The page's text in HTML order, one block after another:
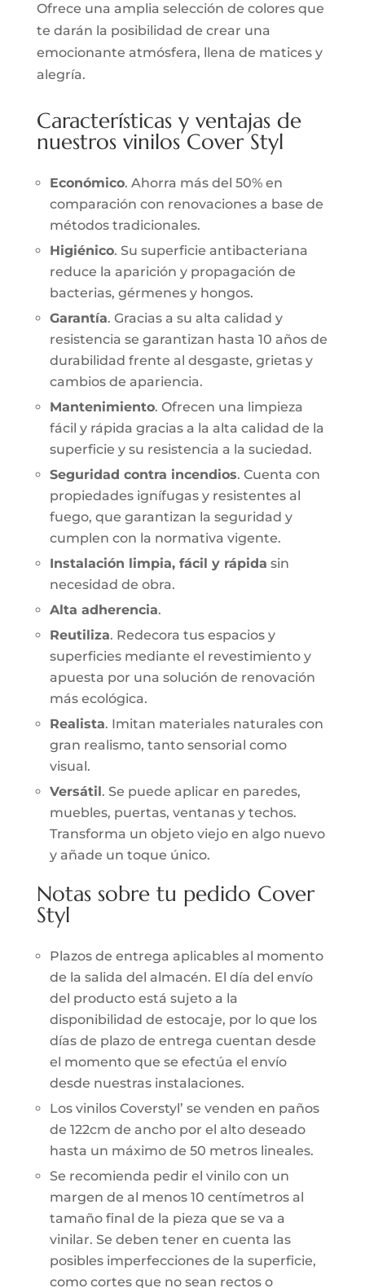
Ofrece una amplia selección de colores que
te darán la posibilidad de crear una
emocionante atmósfera, llena de matices y
alegría.
Características y ventajas de
nuestros vinilos Cover Styl
Económico. Ahorra más del 50% en
comparación con renovaciones a base de
métodos tradicionales.
Higiénico. Su superficie antibacteriana
reduce la aparición y propagación de
bacterias, gérmenes y hongos.
Garantía. Gracias a su alta calidad y
resistencia se garantizan hasta 10 años de
durabilidad frente al desgaste, grietas y
cambios de apariencia.
Mantenimiento. Ofrecen una limpieza
fácil y rápida gracias a la alta calidad de la
superficie y su resistencia a la suciedad.
Seguridad contra incendios. Cuenta con
propiedades ignífugas y resistentes al
fuego, que garantizan la seguridad y
cumplen con la normativa vigente.
Instalación limpia, fácil y rápida sin
necesidad de obra.
Alta adherencia.
Reutiliza. Redecora tus espacios y
superficies mediante el revestimiento y
apuesta por una solución de renovación
más ecológica.
Realista. Imitan materiales naturales con
gran realismo, tanto sensorial como
visual.
Versátil . Se puede aplicar en paredes,
muebles, puertas, ventanas y techos.
Transforma un objeto viejo en algo nuevo
y añade un toque único.
Notas sobre tu pedido Cover
Styl
Plazos de entrega aplicables al momento
de la salida del almacén. El día del envío
del producto está sujeto a la
disponibilidad de estocaje, por lo que los
días de plazo de entrega cuentan desde
el momento que se efectúa el envío
desde nuestras instalaciones.
Los vinilos Coverstyl’ se venden en paños
de 122cm de ancho por el alto deseado
hasta un máximo de 50 metros lineales.
Se recomienda pedir el vinilo con un
margen de al menos 10 centímetros al
tamaño final de la pieza que se va a
vinilar. Se deben tener en cuenta las
posibles imperfecciones de la superficie,
como cortes que no sean rectos o